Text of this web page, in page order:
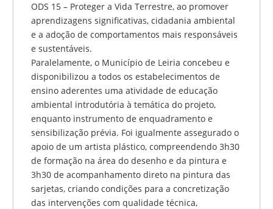
ODS 15 – Proteger a Vida Terrestre, ao promover
aprendizagens significativas, cidadania ambiental
e a adoção de comportamentos mais responsáveis
e sustentáveis.
Paralelamente, o Município de Leiria concebeu e
disponibilizou a todos os estabelecimentos de
ensino aderentes uma atividade de educação
ambiental introdutória à temática do projeto,
enquanto instrumento de enquadramento e
sensibilização prévia. Foi igualmente assegurado o
apoio de um artista plástico, compreendendo 3h30
de formação na área do desenho e da pintura e
3h30 de acompanhamento direto na pintura das
sarjetas, criando condições para a concretização
das intervenções com qualidade técnica,